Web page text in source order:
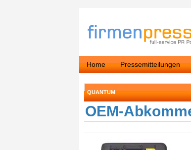
Home Pressemitteilungen
QUANTUM
OEM-